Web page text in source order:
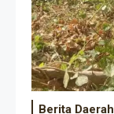
Berita Daerah